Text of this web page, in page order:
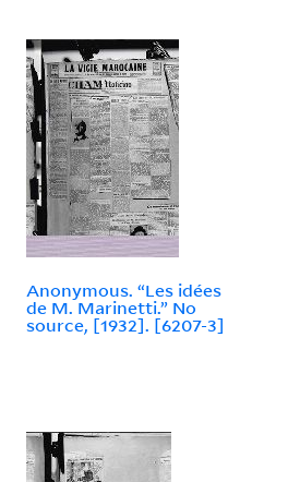
Anonymous. “Les idées
de M. Marinetti.” No
source, [1932]. [6207-3]